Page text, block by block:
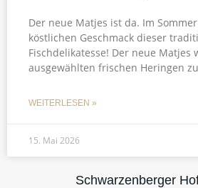
Der neue Matjes ist da. Im
köstlichen Geschmack dieser
Fischdelikatesse! Der neue Matjes
ausgewählten frischen Heringen
WEITERLESEN »
15. Mai 2026
Schwarzenberger